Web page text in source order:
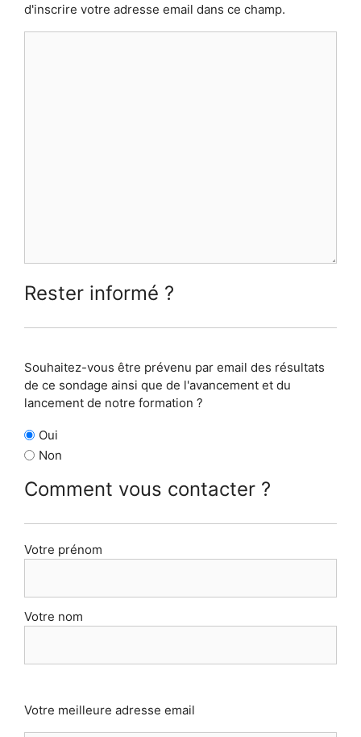
d'inscrire votre adresse email dans ce champ.
Rester informé ?
informé(Nécessaire)
Souhaitez-vous être prévenu par email des résultats
de ce sondage ainsi que de l'avancement et du
lancement de notre formation ?
Oui
Non
Comment vous contacter ?
Qui
êtes-
(Nécessaire)
Votre prénom
Votre nom
mail(Nécessaire)
Votre meilleure adresse email